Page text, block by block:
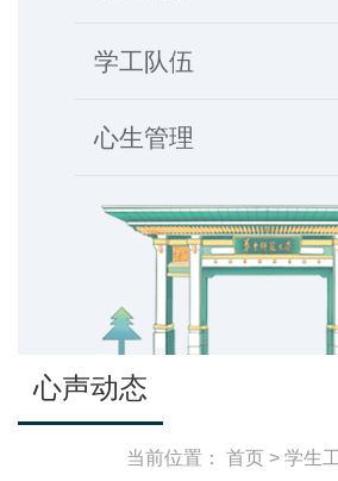
学工队伍
心生管理
心声动态
当前位置： 首页 > 学生